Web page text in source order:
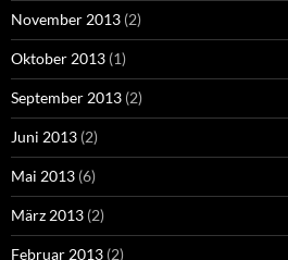
November 2013 (2)
Oktober 2013 (1)
September 2013 (2)
Juni 2013 (2)
Mai 2013 (6)
März 2013 (2)
Februar 2013 (2)